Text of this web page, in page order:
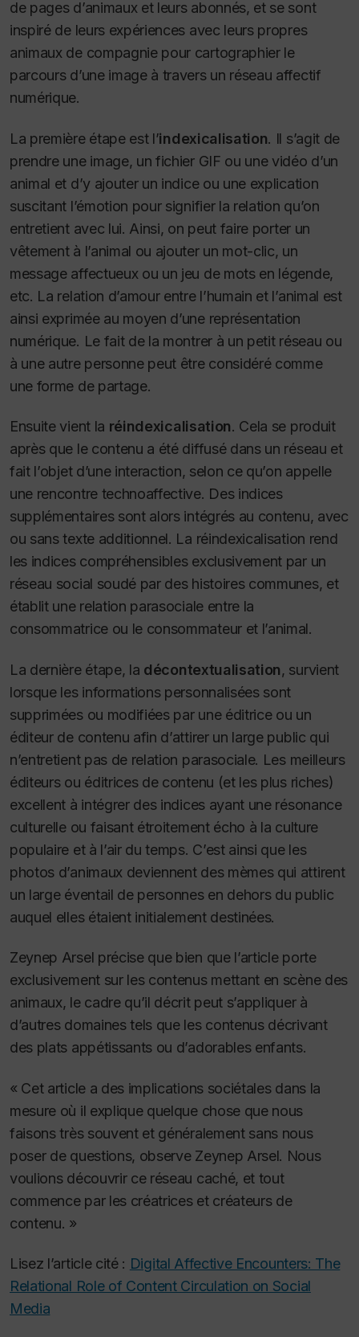
de pages d’animaux et leurs abonnés, et se sont
inspiré de leurs expériences avec leurs propres
animaux de compagnie pour cartographier le
parcours d’une image à travers un réseau affectif
numérique.
La première étape est l’indexicalisation. Il s’agit de
prendre une image, un fichier GIF ou une vidéo d’un
animal et d’y ajouter un indice ou une explication
suscitant l’émotion pour signifier la relation qu’on
entretient avec lui. Ainsi, on peut faire porter un
vêtement à l’animal ou ajouter un mot-clic, un
message affectueux ou un jeu de mots en légende,
etc. La relation d’amour entre l’humain et l’animal est
ainsi exprimée au moyen d’une représentation
numérique. Le fait de la montrer à un petit réseau ou
à une autre personne peut être considéré comme
une forme de partage.
Ensuite vient la réindexicalisation. Cela se produit
après que le contenu a été diffusé dans un réseau et
fait l’objet d’une interaction, selon ce qu’on appelle
une rencontre technoaffective. Des indices
supplémentaires sont alors intégrés au contenu, avec
ou sans texte additionnel. La réindexicalisation rend
les indices compréhensibles exclusivement par un
réseau social soudé par des histoires communes, et
établit une relation parasociale entre la
consommatrice ou le consommateur et l’animal.
La dernière étape, la décontextualisation, survient
lorsque les informations personnalisées sont
supprimées ou modifiées par une éditrice ou un
éditeur de contenu afin d’attirer un large public qui
n’entretient pas de relation parasociale. Les meilleurs
éditeurs ou éditrices de contenu (et les plus riches)
excellent à intégrer des indices ayant une résonance
culturelle ou faisant étroitement écho à la culture
populaire et à l’air du temps. C’est ainsi que les
photos d’animaux deviennent des mèmes qui attirent
un large éventail de personnes en dehors du public
auquel elles étaient initialement destinées.
Zeynep Arsel précise que bien que l’article porte
exclusivement sur les contenus mettant en scène des
animaux, le cadre qu’il décrit peut s’appliquer à
d’autres domaines tels que les contenus décrivant
des plats appétissants ou d’adorables enfants.
« Cet article a des implications sociétales dans la
mesure où il explique quelque chose que nous
faisons très souvent et généralement sans nous
poser de questions, observe Zeynep Arsel. Nous
voulions découvrir ce réseau caché, et tout
commence par les créatrices et créateurs de
contenu. »
Lisez l’article cité : Digital Affective Encounters: The
Relational Role of Content Circulation on Social
Media